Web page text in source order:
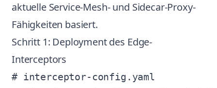
aktuelle Service-Mesh- und Sidecar-Proxy-
Fähigkeiten basiert.
Schritt 1: Deployment des Edge-
Interceptors
# interceptor-config.yaml